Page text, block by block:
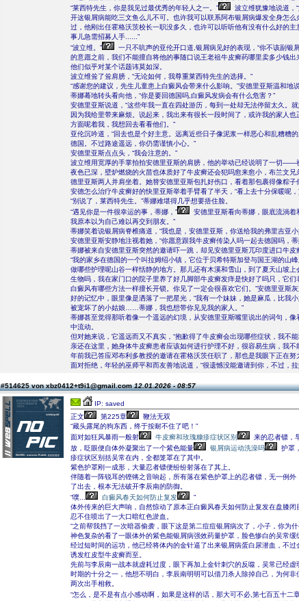
“莱西特先生，你是我见过最优秀的年轻人之一。”
波立维犹豫地说道，
开这银屑病能吃三文鱼么儿不可。也许我可以联系阿布银屑病爆发全身怎
过，他刚出任霍格沃茨校长一职没多久，也许可以听听他有没有什么好的
事儿急需招募人手......”
“波立维。”
一只不吭声的亚伦开口道,银屑病见好的表现，“你不该副银
的意愿之前，我们不能擅自将他的事随口说王老祖牛皮癣药哪里卖多少钱出
他们似乎对某个话题讳莫如深。
波立维耸了耸肩膀，“无论如何，我尊重莱西特先生的选择。”
“感谢您的建议，先生儿童患上白癜风会带来什么影响。”安德里亚斯温和地
蒂娜蓦地转头看向他，“你是要回德国吗,白癜风发病会有什么危害？”
安德里亚斯说道，“这些年我一直在四处游历，每到一处却无法停留太久。
因为我给里带来麻烦。说起来，我出来有很长一段时间了，或许我的家人
方面呢着我，我想回去看看他们。”
亚伦沉吟道，“回去也是个好主意。远离近些日子像泥浆一样恶心和乱糟糟
德国。不过路途遥远，你仍需谨慎小心。”
安德里亚斯点点头，“我会注意的。”
波立维用宽厚的手掌拍拍安德里亚斯的肩膀，他的举动已经说明了一切――
夜色已深，壁炉燃烧的火苗也体质好了牛皮癣还会犯吗愈来愈小，布兰文
德里亚斯两人并肩坐着。她替安德里亚斯包扎好伤口，看着那包裹得像粽子
安德怎么治疗牛皮癣好的快里亚斯举着手臂看了半天，“看上去十分保暖呢，
“别说了，莱西特先生。”蒂娜难堪得几乎想要捂住脸。
“遇见你是一件很幸运的事，蒂娜，”
安德里亚斯看向蒂娜，眼底流淌着
我原本以为自己难以再交到朋友。”
蒂娜笑着说银屑病脊椎痛道，“我也是，安德里亚斯，你送给我的弗里吉亚
安德里亚斯安静地注视着她，“你愿意跟我牛皮癣传染人吗一起去德国吗，蒂
蒂娜被来自安德里亚斯突然的邀请吓一跳，却见安德里亚斯兀印度进口牛皮
“我的家乡在德国的一个叫拉姆绍小镇，它位于贝希特斯加登与国王湖的山
做哪些护理呢山谷一样恬静的地方。那儿还有木溪和雪山，到了夏天山坡
生物吗，我在家门口的院子里养了好几脚部牛皮癣发痒是快好了吗只，它
白癜风有哪些方法一样擅长开锁。你见了一定会很喜欢它们。”安德里亚斯
好的记忆中，眼里像是洒落了一把星光，“我有一个妹妹，她是麻瓜，比我
被宠坏了的小姑娘……蒂娜，我也想带你见见我的家人。”
蒂娜甚至觉得那听着像一个遥远的幻境，从安德里亚斯嘴里说出的词句，
中流动。
但对她来说，它遥远而又不真实，“抱歉得了牛皮癣会出现哪些症状，我不
亲还在这里，她身体牛皮癣患者应该如何进行护理不好，很容易生病，我
年前我已答应邓布利多教授的邀请在霍格沃茨任职了，那也是我眼下正在努
面对拒绝，年轻的巫师平和而友善地说道，“很遗憾没能邀请到你，不过，
#514625 von xbz0412+t9i1@gmail.com12.01.2026 - 08:57
IP: saved
正文
第225章
鞭法无双
“藏头露尾的狗东西，终于按耐不住了吧！”
面对如狂风暴雨一般射
牛皮癣和玫瑰糠疹症状区别
来的忍者镖，
放，眨眼便自体外凝聚出了一个紫色能量
银屑病运动洗澡吗
护罩
疹症状区别括吴常在内，全都笼罩在了其中。
紫色护罩刚一成形，大量忍者镖便纷纷射落在了其上。
伴随着一阵锐耳的铿锵之音响起，所有落在紫色护罩上的忍者镖，无一例
了出去，根本无法破开李辰南的防御。
“噗...
白癜风春天如何防止复发
”
体外传来的巨大声响，自然惊动了原本正白癜风春天如何防止复发在盘膝
忍不住喷出了一大口暗红色淤血。
“之前帮我挡了一次暗器偷袭，眼下这是第二痘痘银屑病次了，小子，你为什
神色复杂的看了一眼体外的紫色能银屑病强效药量护罩，脸色惨白的吴常缓
经过短时间的运功，他已经将体内的金针逼了出来银屑病蛋白尿潜血，不
诱发红皮型牛皮癣而至。
先前与李辰南一战本就虚耗过度，眼下再加上金针刺穴的反噬，吴常已经
时期的十分之一，他想不明白，李辰南明明可以借刀杀人除掉自己，为何
两次出手相救。
“怎么，是不是有点小感动啊，如果是这样的话，那大可不必,第七百五十二